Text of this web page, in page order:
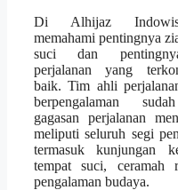
Di Alhijaz
memahami pentingnya
suci dan
perjalanan yang
baik. Tim ahli
berpengalaman
gagasan perjalanan
meliputi seluruh segi
termasuk kunjungan
tempat suci, ceramah
pengalaman budaya.